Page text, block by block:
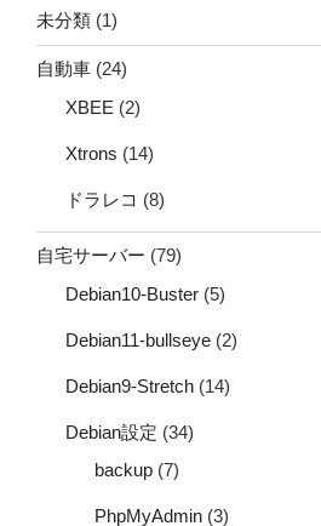
未分類 (1)
自動車 (24)
XBEE (2)
Xtrons (14)
ドラレコ (8)
自宅サーバー (79)
Debian10-Buster (5)
Debian11-bullseye (2)
Debian9-Stretch (14)
Debian設定 (34)
backup (7)
PhpMyAdmin (3)